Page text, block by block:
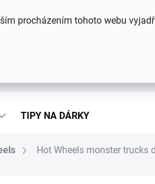
procházením tohoto webu
Kontakty
TIPY NA DÁRKY
Hot Wheels monster trucks